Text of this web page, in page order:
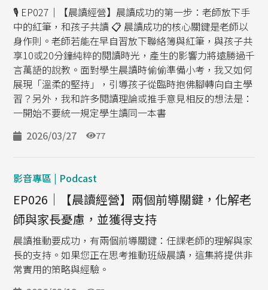
🎙️ EP027｜【晨讀經營】晨讀成功的第一步：老師放下手
中的紅筆，和孩子共讀 📋️ 晨讀成功的核心關鍵是老師以
身作則。老師若能在早自習放下聯絡簿與紅筆，與孩子共
享10或20分鐘純粹的閱讀時光，產生的影響力將遠勝過千
言萬語的說教。面對學生晨讀時偷偷準備小考，我又如何
展現「溫柔的堅持」，引導孩子從臨時抱佛腳轉向自主學
習？另外，我和許多閱讀理論或推手意見相反的想法是：
一開始不要統一規定學生讀同一本書
2026/03/27
77
影音專區 | Podcast
EP026｜【晨讀經營】兩個前導關鍵，化解老
師與家長憂慮，並獲得支持
晨讀推動要成功，有兩個前導關鍵：任課老師的理解與家
長的支持。如果您正在思考推動班級晨讀，這集將提供非
常實用的策略與經驗。